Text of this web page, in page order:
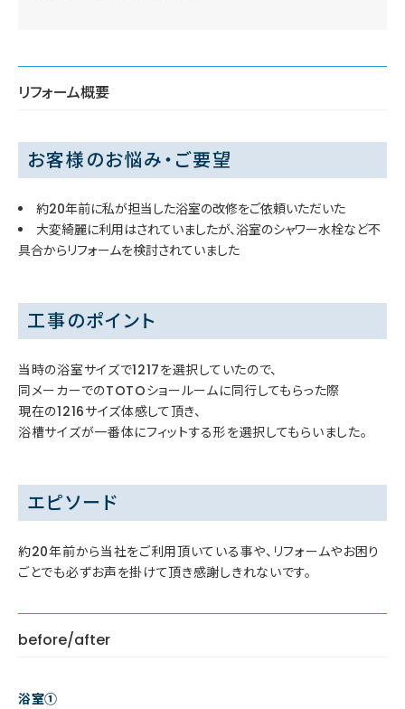
リフォーム概要
お客様のお悩み・ご要望
約20年前に私が担当した浴室の改修をご依頼いただいた
大変綺麗に利用はされていましたが、浴室のシャワー水栓など不
具合からリフォームを検討されていました
工事のポイント
当時の浴室サイズで1217を選択していたので、
同メーカーでのTOTOショールームに同行してもらった際
現在の1216サイズ体感して頂き、
浴槽サイズが一番体にフィットする形を選択してもらいました。
エピソード
約20年前から当社をご利用頂いている事や、リフォームやお困り
ごとでも必ずお声を掛けて頂き感謝しきれないです。
before/after
浴室①